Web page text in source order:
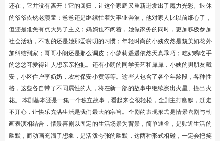
还在，它并没有离开！它的回归，让这个家庭又重新迸发出了魔力光彩。退休
的爷爷依然老顽童；爸爸还是继续忙着为事业奔波，他对家人比以前细心了，
但还是难免有点大男子主义；妈妈也不闲着，她做家务的同时，更加积极参加
社会活动，不改的还是她那爱唠叨的习惯；年轻时尚的小姨依然是貌美如花外
加纠结到家；哥哥小朗还是那么调皮；小萝莉遥遥依然天真乖巧；吃奶嘴吃手
的悠悠可爱得让人想亲亲抱抱。还有小朗的同学安艺和犀犀，小姨的男朋友戴
安，小区住户李奶奶，农村保安小黄等等。这些人包含了各个年龄段，各种性
格，这些各自带了不同属性的人，将在新一部的故事中继续擦出火星、撞出火
花。 本剧基本还是一集一个独立故事，看起来会很轻松，全剧主打幽默，赶走
不开心，让快乐充满生活是我们最大的宗旨。全剧的表现形式是情景喜剧与动
画表演相结合，情景喜剧以固定的生活场景为背景，简单通俗，是贴近生活的
幽默，而动画充满了想象，是活泼夸张的幽默，这两种形式相碰，一定会把笑